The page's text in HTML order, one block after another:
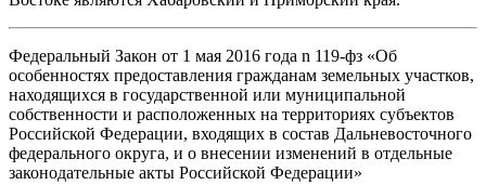
Федеральный Закон от 1 мая 2016 года n 119-фз «Об
особенностях предоставления гражданам земельных участков,
находящихся в государственной или муниципальной
собственности и расположенных на территориях субъектов
Российской Федерации, входящих в состав Дальневосточного
федерального округа, и о внесении изменений в отдельные
законодательные акты Российской Федерации»